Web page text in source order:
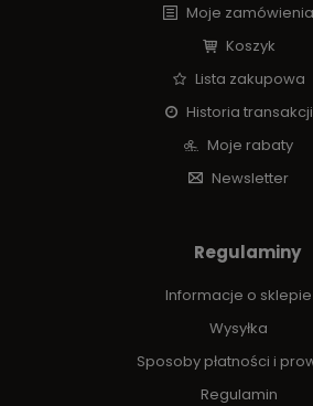
Moje zamówienia
Koszyk
Lista zakupowa
Historia transakcji
Moje rabaty
Newsletter
Regulaminy
Informacje o sklepie
Wysyłka
Sposoby płatności i
Regulamin